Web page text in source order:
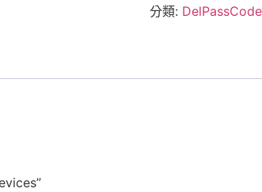
分類: DelPassCode